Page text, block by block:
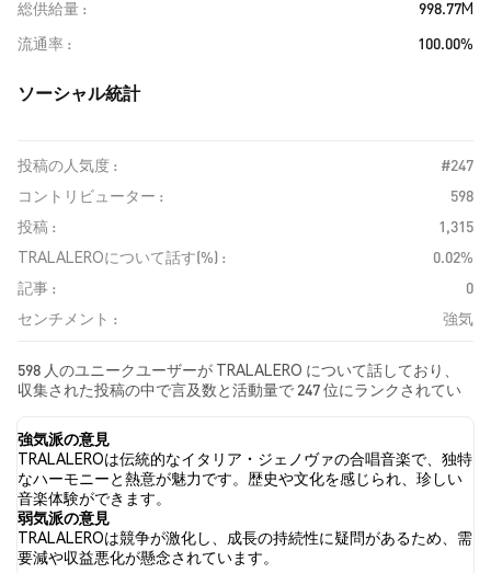
総供給量
998.77M
流通率
100.00%
ソーシャル統計
投稿の人気度 :
#247
コントリビューター :
598
投稿 :
1,315
TRALALEROについて話す(%) :
0.02%
記事 :
0
センチメント :
強気
598 人のユニークユーザーが TRALALERO について話しており、
収集された投稿の中で言及数と活動量で 247 位にランクされてい
TRALALERO への感情は 強気 でした。 最後に、TRALALERO に関
するニュース記事が 0 件公開されました。 Twitterでは、17.95%
のツイートが強気の感情を示し、12.82% のツイートが弱気の感情
を示しました。 69.23% のツイートは TRALALERO に対して中立的
でした。 これらの感情分析は 39 件のツイートに基づいています。
強気派の意見
TRALALEROは伝統的なイタリア・ジェノヴァの合唱音楽で、独特
なハーモニーと熱意が魅力です。歴史や文化を感じられ、珍しい
音楽体験ができます。
弱気派の意見
TRALALEROは競争が激化し、成長の持続性に疑問があるため、需
要減や収益悪化が懸念されています。